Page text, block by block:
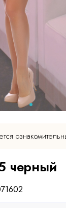
черный